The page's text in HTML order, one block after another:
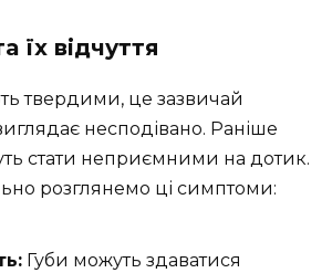
їх відчуття
твердими, це зазвичай
несподівано. Раніше
стати неприємними на дотик.
розглянемо ці симптоми:
Губи можуть здаватися